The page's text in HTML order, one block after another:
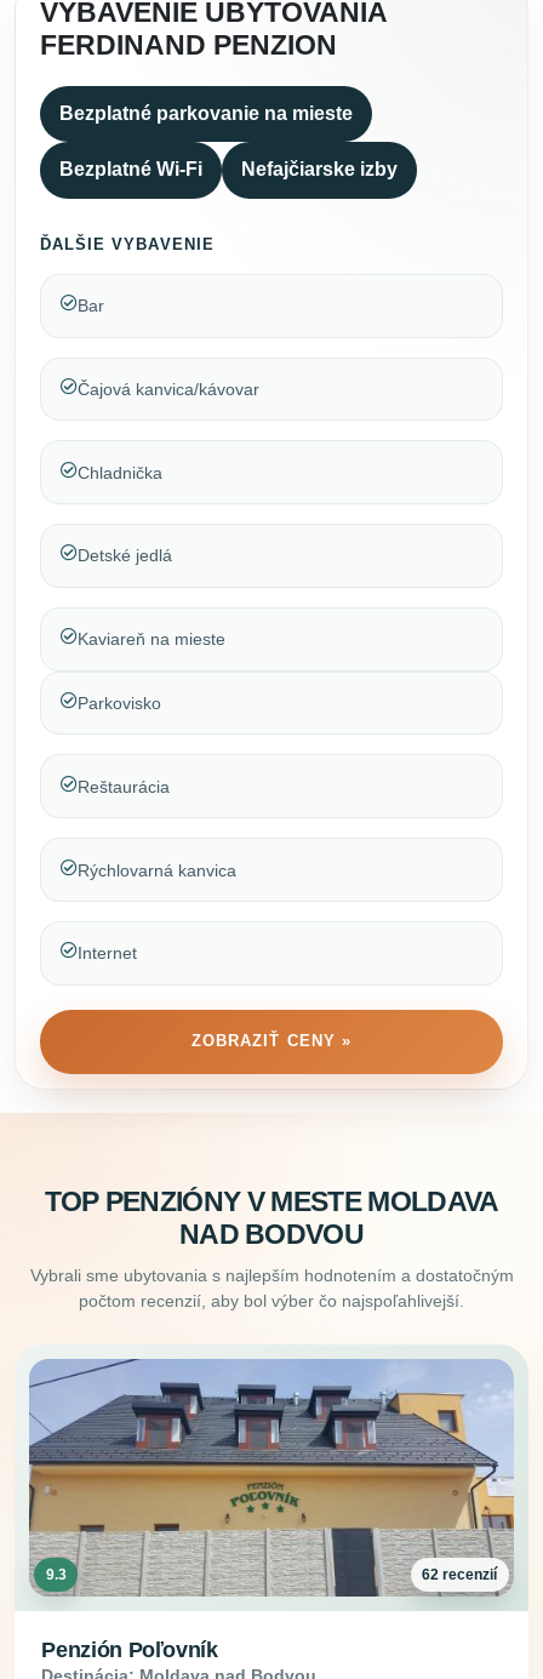
VYBAVENIE UBYTOVANIA
FERDINAND PENZION
Bezplatné parkovanie na mieste
Bezplatné Wi-Fi Nefajčiarske izby
ĎALŠIE VYBAVENIE
Bar
Čajová kanvica/kávovar
Chladnička
Detské jedlá
Kaviareň na mieste
Parkovisko
Reštaurácia
Rýchlovarná kanvica
Internet
ZOBRAZIŤ CENY »
TOP PENZIÓNY V MESTE MOLDAVA
NAD BODVOU
Vybrali sme ubytovania s najlepším hodnotením a dostatočným
počtom recenzií, aby bol výber čo najspoľahlivejší.
9.3 62 recenzií
Penzión Poľovník